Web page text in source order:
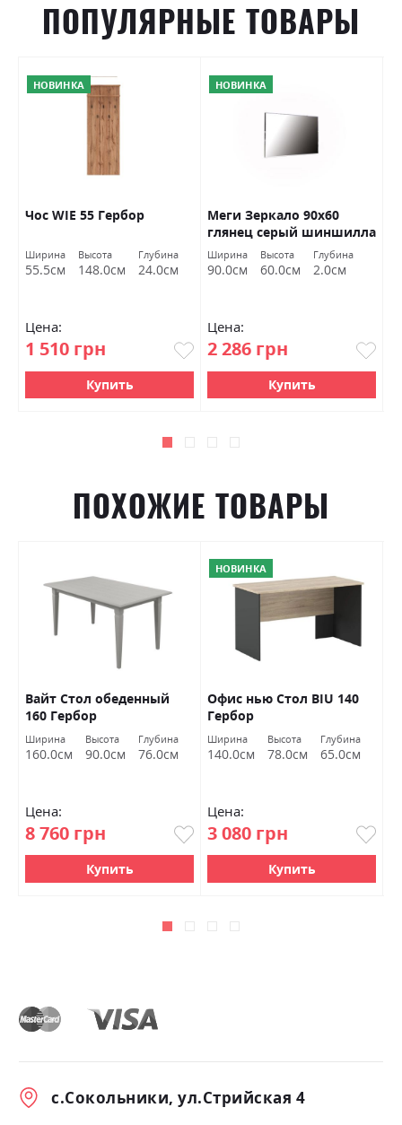
ПОПУЛЯРНЫЕ ТОВАРЫ
НОВИНКА
Чос WIE 55 Гербор
Ширина
55.5см
Высота
148.0см
Глубина
24.0см
Цена:
1 510 грн
Купить
НОВИНКА
Меги Зеркало 90х60
глянец серый шиншилла
Миромарк
Ширина
90.0см
Высота
60.0см
Глубина
2.0см
Цена:
2 286 грн
Купить
ПОХОЖИЕ ТОВАРЫ
Вайт Стол обеденный
160 Гербор
Ширина
160.0см
Высота
90.0см
Глубина
76.0см
Цена:
8 760 грн
Купить
НОВИНКА
Офис нью Стол BIU 140
Гербор
Ширина
140.0см
Высота
78.0см
Глубина
65.0см
Цена:
3 080 грн
Купить
с.Сокольники, ул.Стрийская 4